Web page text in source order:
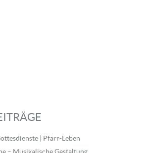
| Pfarr-Leben